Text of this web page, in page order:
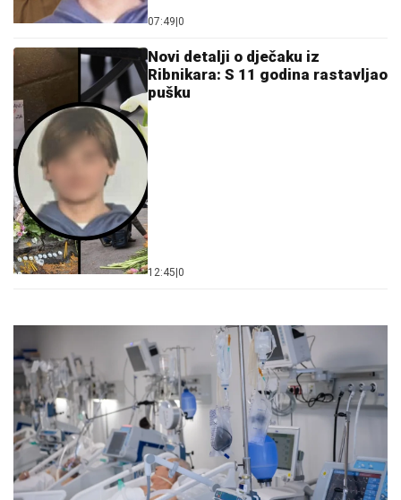
07:49 0
Novi detalji o d‌ječaku iz
Ribnikara: S 11 godina rastavljao
pušku
12:45 0